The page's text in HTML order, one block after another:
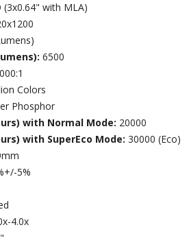
(3x0.64" with MLA)
6500
Colors
Phosphor
with Normal Mode: 20000
with SuperEco Mode:30000 (Eco)
5%
4.0x